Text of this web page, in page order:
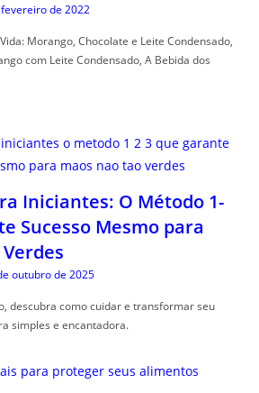
de 2022
Morango, Chocolate e Leite Condensado,
com Leite Condensado, A Bebida dos
Iniciantes: O Método 1-
Sucesso Mesmo para
outubro de 2025
descubra como cuidar e transformar seu
simples e encantadora.